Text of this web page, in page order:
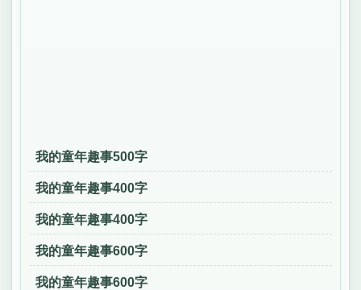
我的童年趣事500字
我的童年趣事400字
我的童年趣事400字
我的童年趣事600字
我的童年趣事600字